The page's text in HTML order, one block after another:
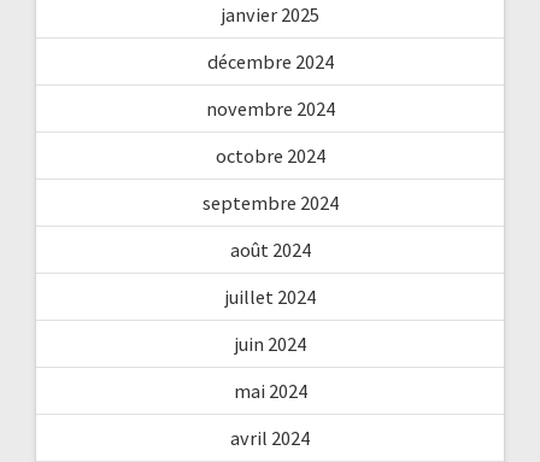
janvier 2025
décembre 2024
novembre 2024
octobre 2024
septembre 2024
août 2024
juillet 2024
juin 2024
mai 2024
avril 2024